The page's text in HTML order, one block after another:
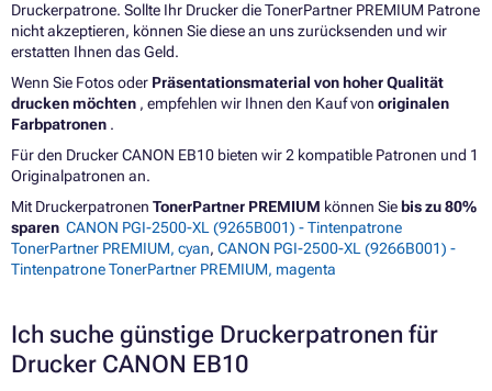
Druckerpatrone. Sollte Ihr Drucker die TonerPartner PREMIUM Patrone
nicht akzeptieren, können Sie diese an uns zurücksenden und wir
erstatten Ihnen das Geld.
Wenn Sie Fotos oder Präsentationsmaterial von hoher Qualität
drucken möchten , empfehlen wir Ihnen den Kauf von originalen
Farbpatronen .
Für den Drucker CANON EB10 bieten wir 2 kompatible Patronen und 1
Originalpatronen an.
Mit Druckerpatronen TonerPartner PREMIUM können Sie bis zu 80%
sparen CANON PGI-2500-XL (9265B001) - Tintenpatrone
TonerPartner PREMIUM, cyan, CANON PGI-2500-XL (9266B001) -
Tintenpatrone TonerPartner PREMIUM, magenta
Ich suche günstige Druckerpatronen für
Drucker CANON EB10